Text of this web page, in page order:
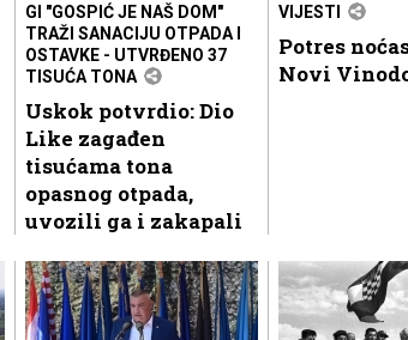
GI "GOSPIĆ JE NAŠ DOM"
TRAŽI SANACIJU OTPADA I
OSTAVKE - UTVRĐENO 37
TISUĆA TONA
Uskok potvrdio: Dio
Like zagađen
tisućama tona
opasnog otpada,
uvozili ga i zakapali
VIJESTI
Potres
Novi